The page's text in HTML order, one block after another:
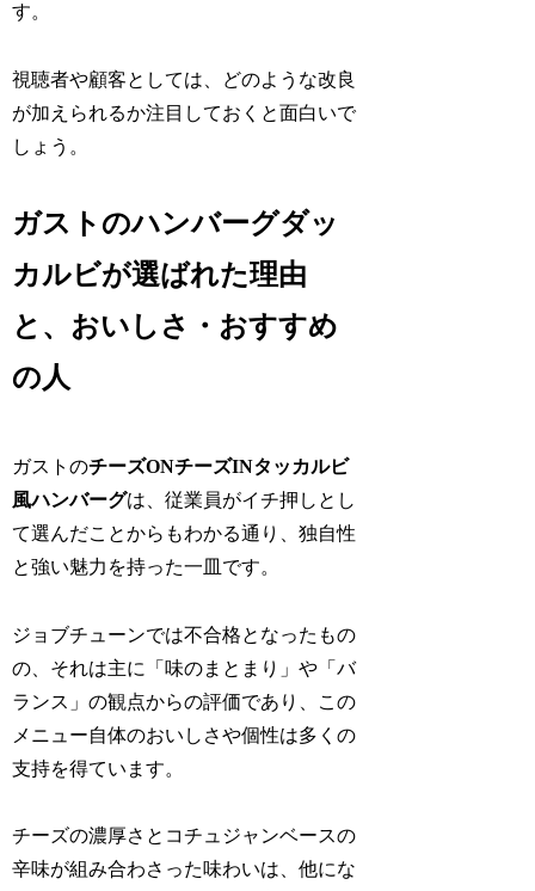
す。
視聴者や顧客としては、どのような改良
が加えられるか注目しておくと面白いで
しょう。
ガストのハンバーグダッ
カルビが選ばれた理由
と、おいしさ・おすすめ
の人
ガストのチーズONチーズINタッカルビ
風ハンバーグは、従業員がイチ押しとし
て選んだことからもわかる通り、独自性
と強い魅力を持った一皿です。
ジョブチューンでは不合格となったもの
の、それは主に「味のまとまり」や「バ
ランス」の観点からの評価であり、この
メニュー自体のおいしさや個性は多くの
支持を得ています。
チーズの濃厚さとコチュジャンベースの
辛味が組み合わさった味わいは、他にな